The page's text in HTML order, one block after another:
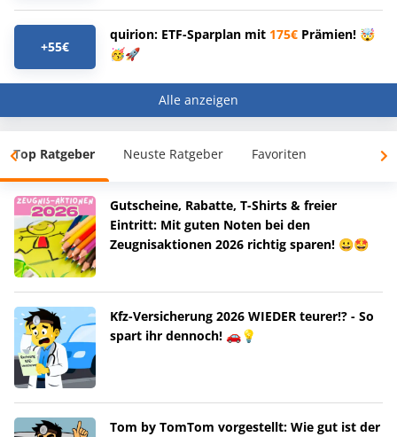
+55€
quirion: ETF-Sparplan mit 175€ Prämien! 🤯
🥳🚀
Alle anzeigen
Top Ratgeber Neuste Ratgeber Favoriten
Gutscheine, Rabatte, T-Shirts & freier
Eintritt: Mit guten Noten bei den
Zeugnisaktionen 2026 richtig sparen! 😀🤩
Kfz-Versicherung 2026 WIEDER teurer!? - So
spart ihr dennoch! 🚗💡
Tom by TomTom vorgestellt: Wie gut ist der